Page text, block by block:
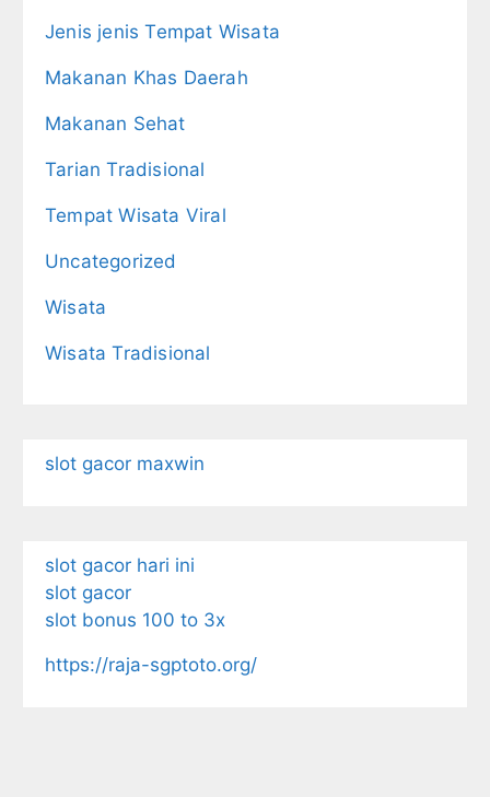
Jenis jenis Tempat Wisata
Makanan Khas Daerah
Makanan Sehat
Tarian Tradisional
Tempat Wisata Viral
Uncategorized
Wisata
Wisata Tradisional
slot gacor maxwin
slot gacor hari ini
slot gacor
slot bonus 100 to 3x
https://raja-sgptoto.org/